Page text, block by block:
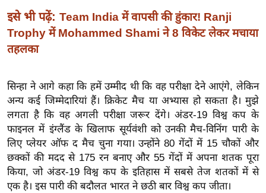
र
मि
सा
ल
बे
मि
सा
ल
श
ख्सि
य
इसे भी पढ़ें: Team India में वापसी की हुंकार! Ranji
Trophy में Mohammed Shami ने 8 विकेट लेकर मचाया
तहलका
सिन्हा ने आगे कहा कि हमें उम्मीद थी कि वह परीक्षा देने आएंगे, लेकिन
अन्य कई जिम्मेदारियां हैं। क्रिकेट मैच या अभ्यास हो सकता है। मुझे
लगता है कि वह अगली परीक्षा जरूर देंगे। अंडर-19 विश्व कप के
फाइनल में इंग्लैंड के खिलाफ सूर्यवंशी को उनकी मैच-विनिंग पारी के
लिए प्लेयर ऑफ द मैच चुना गया। उन्होंने 80 गेंदों में 15 चौकों और
छक्कों की मदद से 175 रन बनाए और 55 गेंदों में अपना शतक पूरा
किया, जो अंडर-19 विश्व कप के इतिहास में सबसे तेज शतकों में से
एक है। इस पारी की बदौलत भारत ने छठी बार विश्व कप जीता।